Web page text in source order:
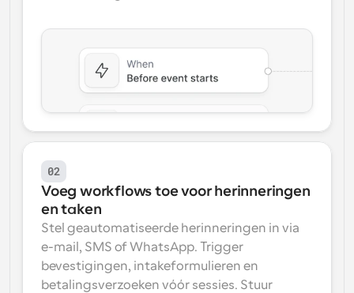
02
Voeg workflows toe voor herinneringen
en taken
Stel geautomatiseerde herinneringen in via
e-mail, SMS of WhatsApp. Trigger
bevestigingen, intakeformulieren en
betalingsverzoeken vóór sessies. Stuur